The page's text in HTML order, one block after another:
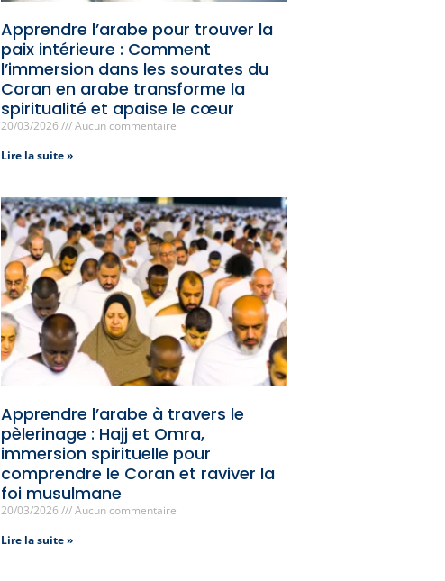
Apprendre l’arabe pour trouver la
paix intérieure : Comment
l’immersion dans les sourates du
Coran en arabe transforme la
spiritualité et apaise le cœur
20/03/2026
Aucun commentaire
Lire la suite »
Apprendre l’arabe à travers le
pèlerinage : Hajj et Omra,
immersion spirituelle pour
comprendre le Coran et raviver la
foi musulmane
20/03/2026
Aucun commentaire
Lire la suite »